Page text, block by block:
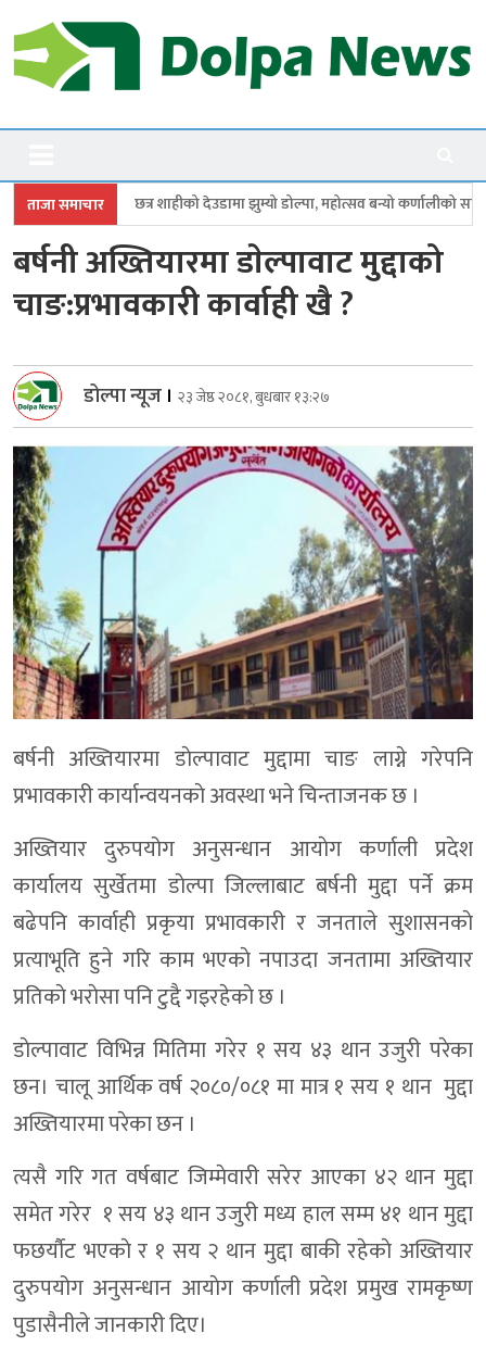
to
content
Dolpanews
ताजा समाचार
देउडामा झुम्यो डोल्पा, महोत्सव बन्यो कर्णालीको सांगीतिक उत्सव
बर्षनी अख्तियारमा डाेल्पावाट मुद्दाको
चाङ:प्रभावकारी कार्वाही खै ?
डोल्पा न्यूज । २३ जेष्ठ २०८१, बुधबार १३:२७
बर्षनी अख्तियारमा डाेल्पावाट मुद्दामा चाङ लाग्ने गरेपनि
प्रभावकारी कार्यान्वयनकाे अवस्था भने चिन्ताजनक छ ।
अख्तियार दुरुपयोग अनुसन्धान आयाेग कर्णाली प्रदेश
कार्यालय सुर्खेतमा डाेल्पा जिल्लाबाट बर्षनी मुद्दा पर्ने क्रम
बढेपनि कार्वाही प्रकृया प्रभावकारी र जनताले सुशासनकाे
प्रत्याभूति हुने गरि काम भएकाे नपाउदा जनतामा अख्तियार
प्रतिकाे भराेसा पनि टुद्दै गइरहेकाे छ ।
डाेल्पावाट विभिन्न मितिमा गरेर १ सय ४३ थान उजुरी परेका
छन। चालू आर्थिक वर्ष २०८०/०८१ मा मात्र १ सय १ थान मुद्दा
अख्तियारमा परेका छन ।
त्यसै गरि गत वर्षबाट जिम्मेवारी सरेर आएका ४२ थान मुद्दा
समेत गरेर १ सय ४३ थान उजुरी मध्य हाल सम्म ४१ थान मुद्दा
फछर्याैट भएकाे र १ सय २ थान मुद्दा बाकी रहेकाे अख्तियार
दुरुपयोग अनुसन्धान आयाेग कर्णाली प्रदेश प्रमुख रामकृष्ण
पुडासैनीले जानकारी दिए।